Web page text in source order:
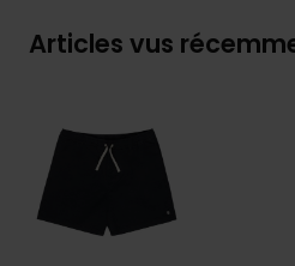
Articles vus